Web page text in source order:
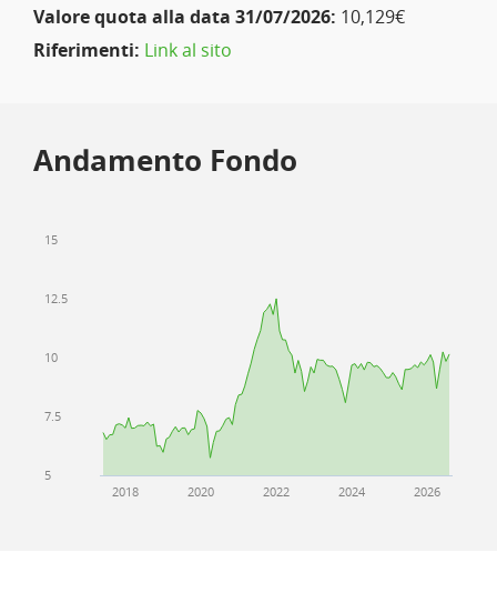
Valore quota alla data 31/07/2026: 10,129€
Riferimenti: Link al sito
Andamento Fondo
2018 2020 2022 2024 2026
5
7.5
10
12.5
15